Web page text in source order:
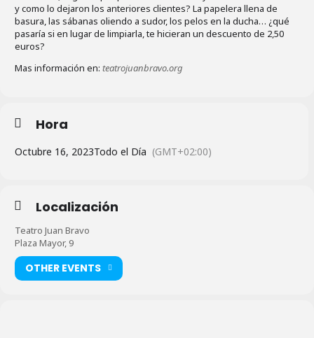
y como lo dejaron los anteriores clientes? La papelera llena de
basura, las sábanas oliendo a sudor, los pelos en la ducha… ¿qué
pasaría si en lugar de limpiarla, te hicieran un descuento de 2,50
euros?
Mas información en: teatrojuanbravo.org
Hora
Octubre 16, 2023Todo el Día (GMT+02:00)
Localización
Teatro Juan Bravo
Plaza Mayor, 9
OTHER EVENTS